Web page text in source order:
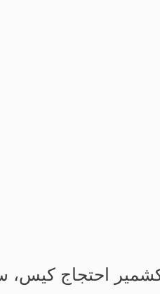
احتجاج کیس، سابق